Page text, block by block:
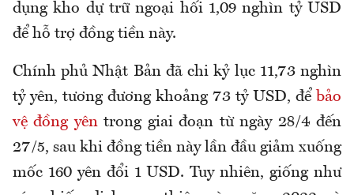
dụng kho dự trữ ngoại hối 1,09 nghìn tỷ USD
để hỗ trợ đồng tiền này.
Chính phủ Nhật Bản đã chi kỷ lục 11,73 nghìn
tỷ yên, tương đương khoảng 73 tỷ USD, để bảo
vệ đồng yêntrong giai đoạn từ ngày 28/4 đến
27/5, sau khi đồng tiền này lần đầu giảm xuống
mốc 160 yên đổi 1 USD. Tuy nhiên, giống như